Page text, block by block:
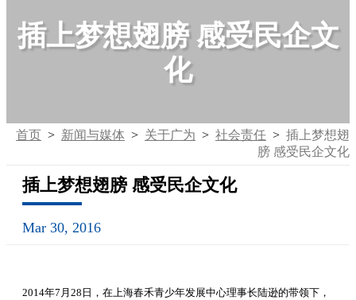
插上梦想翅膀 感受民企文
化
首页 > 新闻与媒体 > 关于广为 > 社会责任 > 插上梦想翅
膀 感受民企文化
插上梦想翅膀 感受民企文化
Mar 30, 2016
2014年7月28日，在上海春禾青少年发展中心理事长陆逊的带领下，